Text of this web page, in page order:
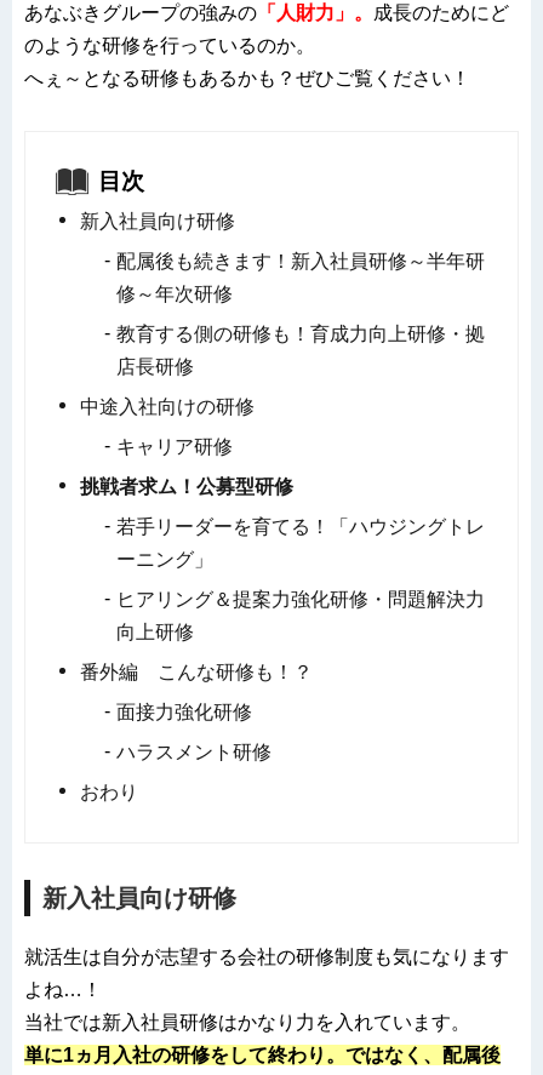
あなぶきグループの強みの 「人財力」。
成長のためにど
のような研修を行っているのか。
へぇ～となる研修もあるかも？ぜひご覧ください！
目次
新入社員向け研修
配属後も続きます！新入社員研修～半年研
修～年次研修
教育する側の研修も！育成力向上研修・拠
店長研修
中途入社向けの研修
キャリア研修
挑戦者求ム！公募型研修
若手リーダーを育てる！「ハウジングトレ
ーニング」
ヒアリング＆提案力強化研修・問題解決力
向上研修
番外編 こんな研修も！？
面接力強化研修
ハラスメント研修
おわり
新入社員向け研修
就活生は自分が志望する会社の研修制度も気になります
よね…！
当社では新入社員研修はかなり力を入れています。
単に1ヵ月入社の研修をして終わり。ではなく、配属後